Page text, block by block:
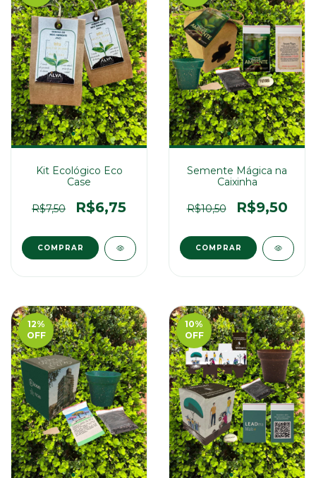
Kit Ecológico Eco
Case
R$7,50 R$6,75
COMPRAR
Semente Mágica na
Caixinha
R$10,50 R$9,50
12%
OFF
10%
OFF